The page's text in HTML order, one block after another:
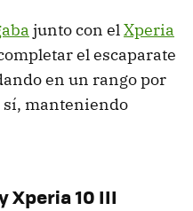
junto con el Xperia
el escaparate
en un rango por
sí, manteniendo
Xperia 10 III